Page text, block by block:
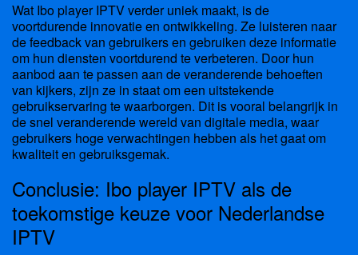
Wat Ibo player IPTV verder uniek maakt, is de
voortdurende innovatie en ontwikkeling. Ze luisteren naar
de feedback van gebruikers en gebruiken deze informatie
om hun diensten voortdurend te verbeteren. Door hun
aanbod aan te passen aan de veranderende behoeften
van kijkers, zijn ze in staat om een uitstekende
gebruikservaring te waarborgen. Dit is vooral belangrijk in
de snel veranderende wereld van digitale media, waar
gebruikers hoge verwachtingen hebben als het gaat om
kwaliteit en gebruiksgemak.
Conclusie: Ibo player IPTV als de
toekomstige keuze voor Nederlandse
IPTV